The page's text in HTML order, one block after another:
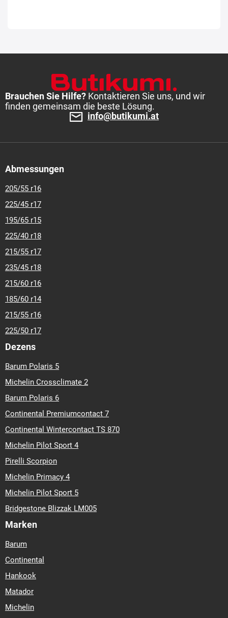
Brauchen Sie Hilfe? Kontaktieren Sie uns, und wir
finden gemeinsam die beste Lösung.
info@butikumi.at
Abmessungen
205/55 r16
225/45 r17
195/65 r15
225/40 r18
215/55 r17
235/45 r18
215/60 r16
185/60 r14
215/55 r16
225/50 r17
Dezens
Barum Polaris 5
Michelin Crossclimate 2
Barum Polaris 6
Continental Premiumcontact 7
Continental Wintercontact TS 870
Michelin Pilot Sport 4
Pirelli Scorpion
Michelin Primacy 4
Michelin Pilot Sport 5
Bridgestone Blizzak LM005
Marken
Barum
Continental
Hankook
Matador
Michelin